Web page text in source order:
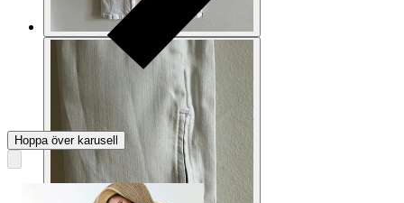
Hoppa över karusell